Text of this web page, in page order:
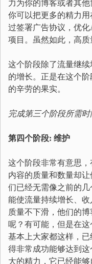
力为你的博客或者其他
你可以把更多的精力
过签署广告协议，优化
项目。虽然如此，高质
这个阶段除了流量继
的增长。正是在这个
的辛劳的果实。
完成第三个阶段所需时
第四个阶段: 维护
这个阶段非常有意思
内容的质量和数量却
们已经无需像之前的
能使流量持续增长、
质量不下滑，他们的
呢？有可能，但是在
基本上大家都这样，
得非常成功能够达到
大的精力，它已经能